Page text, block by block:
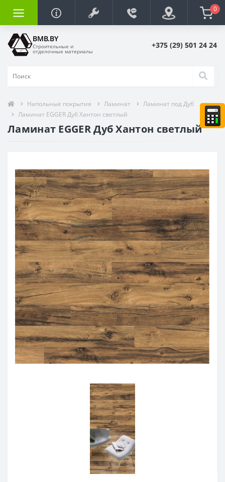
0
BMB.BY
Строительные и
отделочные материалы
+375 (29) 501 24 24
Напольные покрытия Ламинат
Ламинат под Дуб
Ламинат EGGER Дуб Хантон светлый
Ламинат EGGER Дуб Хантон светлый